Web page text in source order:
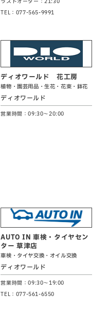
TEL：077-565-9991
ディオワールド 花工房
植物・園芸用品・生花・花束・鉢花
ディオワールド
営業時間：09:30～20:00
AUTO IN 車検・タイヤセン
ター 草津店
車検・タイヤ交換・オイル交換
ディオワールド
営業時間：09:30～19:00
TEL：077-561-6550